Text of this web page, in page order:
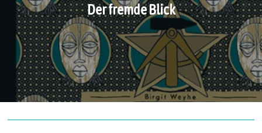
Der fremde Blick